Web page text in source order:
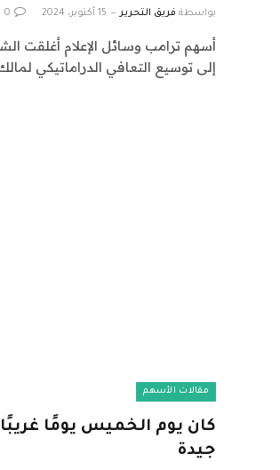
بواسطة فريق التحرير 15 أكتوبر، 2024 0
إلى توسيع التعافي الدراماتيكي
مقالات الأسهم
كان يوم الخميس يومًا
جيدة